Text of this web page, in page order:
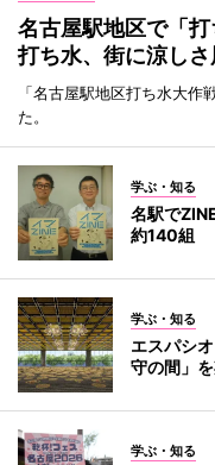
名古屋駅地区で「
打ち水、街に涼しさ
「名古屋駅地区打ち水大
た。
学ぶ・知る
名駅で
約140組
学ぶ・知る
エスパシ
守の間」
学ぶ・知る